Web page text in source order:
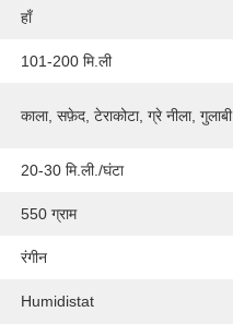
हाँ
101-200 मि.ली
काला, सफ़ेद, टेराकोटा, ग्रे नीला, गुलाबी
20-30 मि.ली./घंटा
550 ग्राम
रंगीन
Humidistat